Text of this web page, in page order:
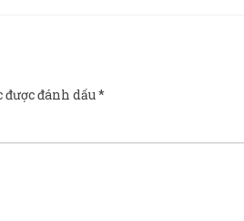
được đánh dấu*